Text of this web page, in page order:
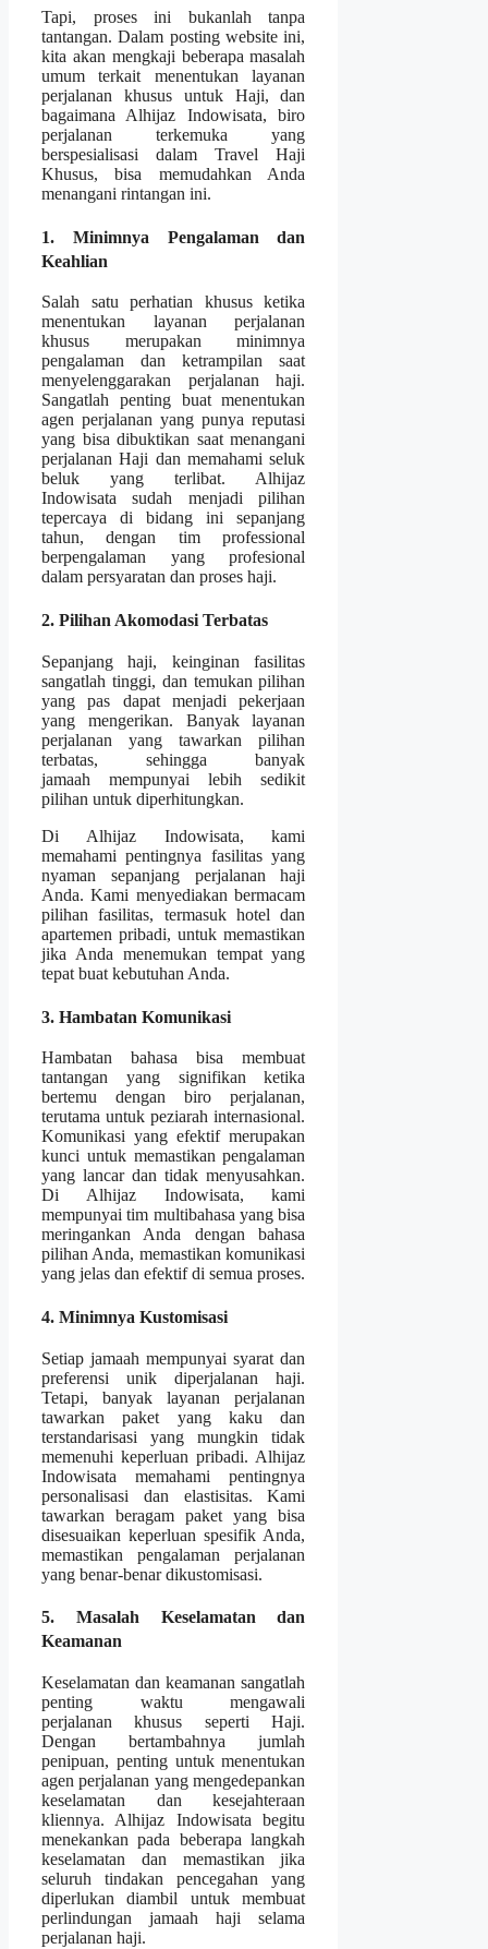
Tapi, proses ini bukanlah tanpa
tantangan. Dalam posting website ini,
kita akan mengkaji beberapa masalah
umum terkait menentukan layanan
perjalanan khusus untuk Haji, dan
bagaimana Alhijaz Indowisata, biro
perjalanan terkemuka yang
berspesialisasi dalam Travel Haji
Khusus, bisa memudahkan Anda
menangani rintangan ini.
1. Minimnya Pengalaman dan
Keahlian
Salah satu perhatian khusus ketika
menentukan layanan perjalanan
khusus merupakan minimnya
pengalaman dan ketrampilan saat
menyelenggarakan perjalanan haji.
Sangatlah penting buat menentukan
agen perjalanan yang punya reputasi
yang bisa dibuktikan saat menangani
perjalanan Haji dan memahami seluk
beluk yang terlibat. Alhijaz
Indowisata sudah menjadi pilihan
tepercaya di bidang ini sepanjang
tahun, dengan tim professional
berpengalaman yang profesional
dalam persyaratan dan proses haji.
2. Pilihan Akomodasi Terbatas
Sepanjang haji, keinginan fasilitas
sangatlah tinggi, dan temukan pilihan
yang pas dapat menjadi pekerjaan
yang mengerikan. Banyak layanan
perjalanan yang tawarkan pilihan
terbatas, sehingga banyak
jamaah mempunyai lebih sedikit
pilihan untuk diperhitungkan.
Di Alhijaz Indowisata, kami
memahami pentingnya fasilitas yang
nyaman sepanjang perjalanan haji
Anda. Kami menyediakan bermacam
pilihan fasilitas, termasuk hotel dan
apartemen pribadi, untuk memastikan
jika Anda menemukan tempat yang
tepat buat kebutuhan Anda.
3. Hambatan Komunikasi
Hambatan bahasa bisa membuat
tantangan yang signifikan ketika
bertemu dengan biro perjalanan,
terutama untuk peziarah internasional.
Komunikasi yang efektif merupakan
kunci untuk memastikan pengalaman
yang lancar dan tidak menyusahkan.
Di Alhijaz Indowisata, kami
mempunyai tim multibahasa yang bisa
meringankan Anda dengan bahasa
pilihan Anda, memastikan komunikasi
yang jelas dan efektif di semua proses.
4. Minimnya Kustomisasi
Setiap jamaah mempunyai syarat dan
preferensi unik diperjalanan haji.
Tetapi, banyak layanan perjalanan
tawarkan paket yang kaku dan
terstandarisasi yang mungkin tidak
memenuhi keperluan pribadi. Alhijaz
Indowisata memahami pentingnya
personalisasi dan elastisitas. Kami
tawarkan beragam paket yang bisa
disesuaikan keperluan spesifik Anda,
memastikan pengalaman perjalanan
yang benar-benar dikustomisasi.
5. Masalah Keselamatan dan
Keamanan
Keselamatan dan keamanan sangatlah
penting waktu mengawali
perjalanan khusus seperti Haji.
Dengan bertambahnya jumlah
penipuan, penting untuk menentukan
agen perjalanan yang mengedepankan
keselamatan dan kesejahteraan
kliennya. Alhijaz Indowisata begitu
menekankan pada beberapa langkah
keselamatan dan memastikan jika
seluruh tindakan pencegahan yang
diperlukan diambil untuk membuat
perlindungan jamaah haji selama
perjalanan haji.